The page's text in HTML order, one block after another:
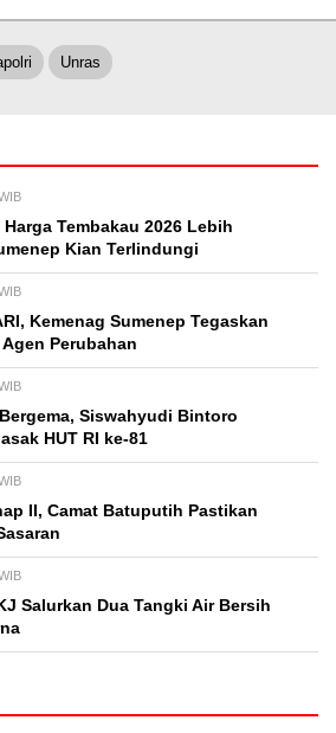
Unras
Tembakau 2026 Lebih
Kian Terlindungi
Kemenag Sumenep Tegaskan
Perubahan
Bergema, Siswahyudi Bintoro
HUT RI ke-81
II, Camat Batuputih Pastikan
Salurkan Dua Tangki Air Bersih